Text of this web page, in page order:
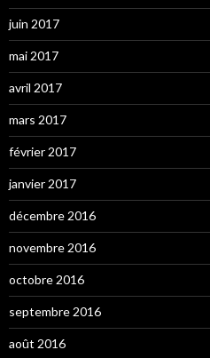
juin 2017
mai 2017
avril 2017
mars 2017
février 2017
janvier 2017
décembre 2016
novembre 2016
octobre 2016
septembre 2016
août 2016